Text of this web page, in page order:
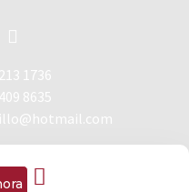
1736
8635